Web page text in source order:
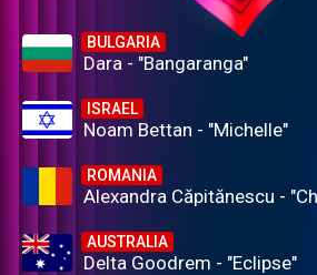
BULGARIA
Dara - "Bangaranga"
ISRAEL
Noam Bettan - "Michelle"
ROMANIA
Alexandra Căpitănescu -
AUSTRALIA
Delta Goodrem - "Eclipse"